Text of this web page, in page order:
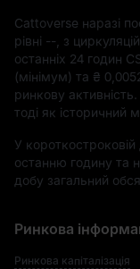
Cattoverse наразі
рівні -- , з
останніх 24 годин
(мінімум) та ₴
ринкову
тоді як історичний
У короткостроковій
останню годину та
добу загальний
Ринкова
Ринкова капіталізація